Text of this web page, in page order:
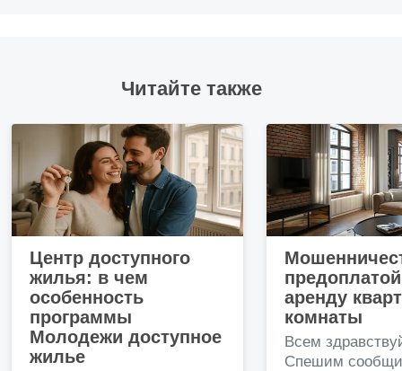
Читайте также
Центр доступного
жилья: в чем
особенность
программы
Молодежи доступное
жилье
аренду
комнаты
Всем
Спешим